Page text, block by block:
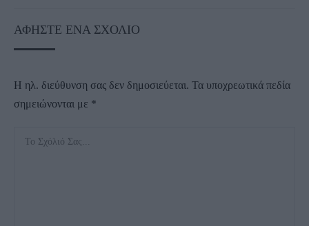
ΑΦΉΣΤΕ ΈΝΑ ΣΧΌΛΙΟ
Η ηλ. διεύθυνση σας δεν δημοσιεύεται. Τα υποχρεωτικά πεδία
σημειώνονται με *